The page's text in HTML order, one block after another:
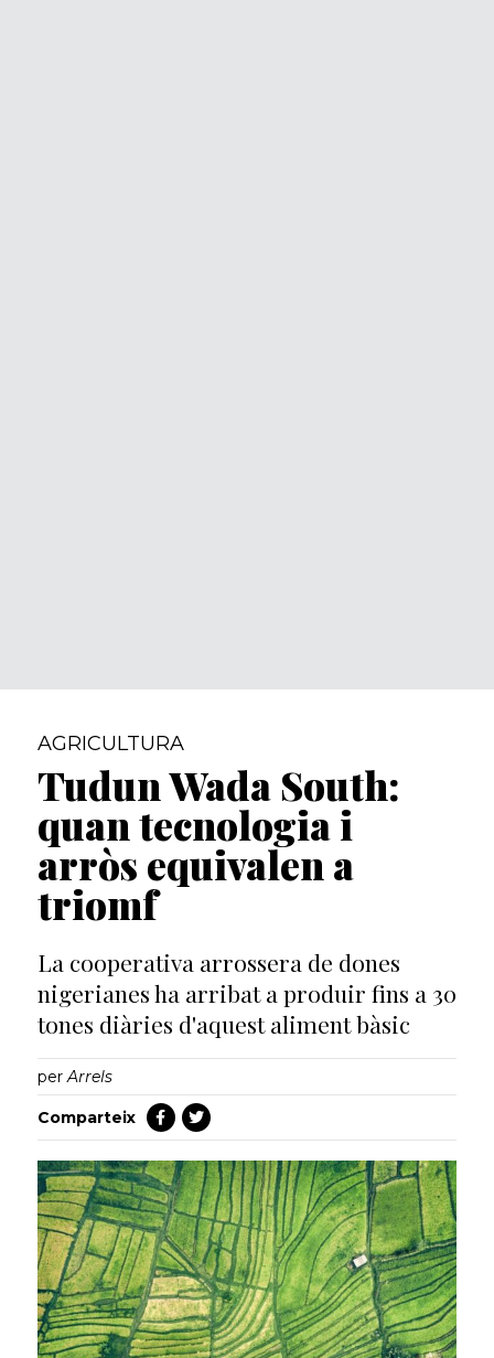
AGRICULTURA
Tudun Wada South:
quan tecnologia i
arròs equivalen a
triomf
La cooperativa arrossera de dones
nigerianes ha arribat a produir fins a 30
tones diàries d'aquest aliment bàsic
perArrels
Comparteix